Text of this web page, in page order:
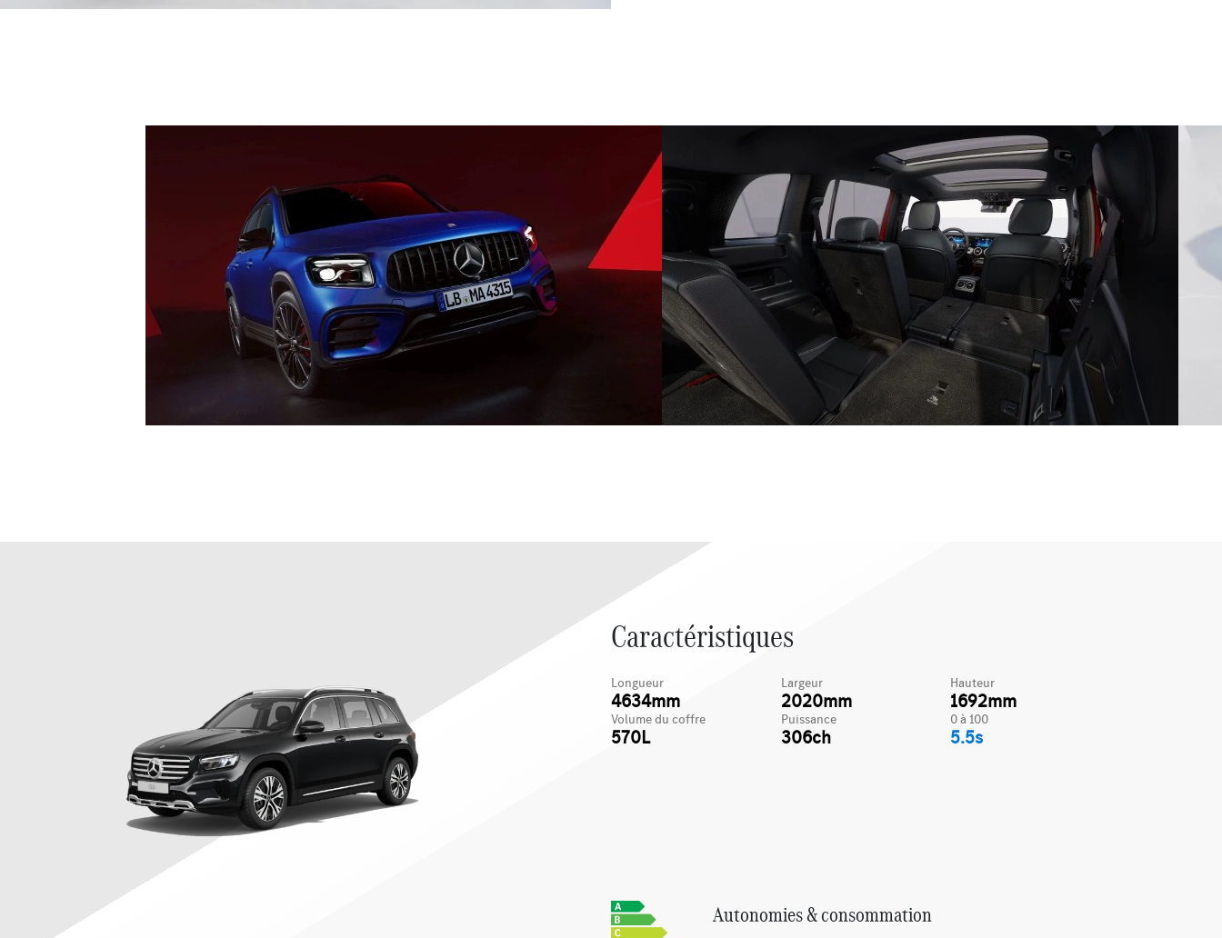
Caractéristiques
Longueur
4634mm
Largeur
2020mm
Hauteur
1692mm
Volume du coffre
570L
Puissance
306ch
0 à 100
5.5s
Autonomies & consommation